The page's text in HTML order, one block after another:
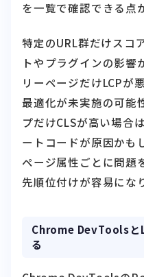
特定のURL群だけスコ
リーページだけLCPが
最適化が未実施の可能
プだけCLSが高い場合
ートコードが原因かも
ページ属性ごとに問題
先順位付けが容易にな
Chrome DevToolsの